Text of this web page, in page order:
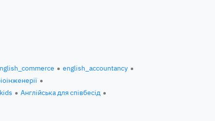
english_accountancy
Англійська для співбесід